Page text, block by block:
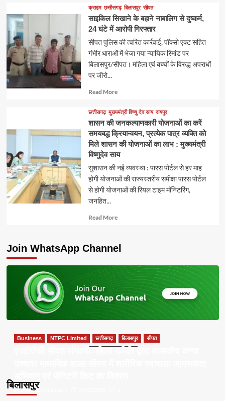
about
क्राइम छत्तीसगढ़ बिलासपुर सीपत
साइकिल सिखाने के बहाने नाबालिग से दुष्कर्म,
24 घंटे में आरोपी गिरफ्तार
सीपत पुलिस की त्वरित कार्रवाई, पॉक्सो एक्ट सहित
गंभीर धाराओं में भेजा गया न्यायिक रिमांड पर
बिलासपुर/सीपत। महिला एवं बच्चों के विरुद्ध अपराधों
पर जीरो...
Read MoreRead
about
छत्तीसगढ़ मुख्यमंत्री विष्णु देव साय रायपुर
शासन की जनकल्याणकारी योजनाओं का करें
समयबद्ध क्रियान्वयन, प्रत्येक पात्र व्यक्ति को
मिले शासन की योजनाओं का लाभ : मुख्यमंत्री
विष्णुदेव साय
सुशासन की नई व्यवस्था : पारस पोर्टल से हर माह
होगी योजनाओं की राज्यस्तरीय समीक्षा पारस पोर्टल
से होगी योजनाओं की रियल टाइम मॉनिटरिंग,
जनहित...
Read MoreRead
Join WhatsApp Channel
बिलासपुर
Business NTPC Limited छत्तीसगढ़ बिलासपुर सीपत
Apna Chhattisgarh